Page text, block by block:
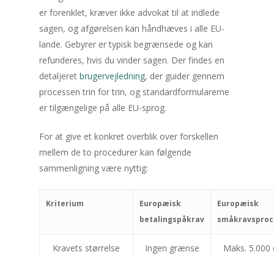
er forenklet, kræver ikke advokat til at indlede
sagen, og afgørelsen kan håndhæves i alle EU-
lande. Gebyrer er typisk begrænsede og kan
refunderes, hvis du vinder sagen. Der findes en
detaljeret brugervejledning, der guider gennem
processen trin for trin, og standardformularerne
er tilgængelige på alle EU-sprog.
For at give et konkret overblik over forskellen
mellem de to procedurer kan følgende
sammenligning være nyttig:
Kriterium
Europæisk
betalingspåkrav
Europæisk
Kravets størrelse Ingen grænse
Maks. 5.000
får du betalt – og bevarer
Hår, identitet og hverdag:
træffer du et trygt valg om
hårtransplantation
Læselyst på landet: Når gode
maskiner frigør tid til bøger
klassisk musik – En
lyd og lys fra Bolden